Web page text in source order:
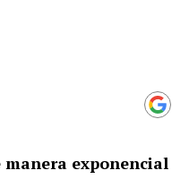
exponencial